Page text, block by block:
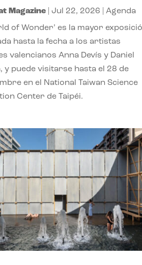
Magazine| Jul 22, 2026 Agenda
of Wonder’ es la mayor
hasta la fecha a los artistas
valencianos Anna Devís y Daniel
y puede visitarse hasta el 28 de
en el National Taiwan Science
Center de Taipéi.